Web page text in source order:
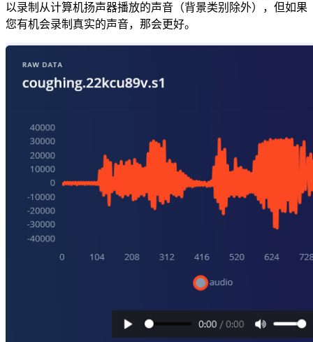
以录制从计算机扬声器播放的声音（背景类别除外），但如果
您有机会录制真实的声音，那会更好。